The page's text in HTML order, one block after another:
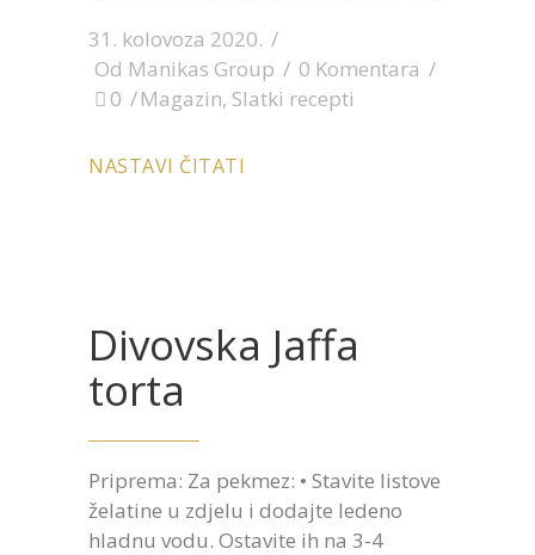
31. kolovoza 2020.
Od Manikas Group
0 Komentara
0
Magazin, Slatki recepti
NASTAVI ČITATI
Divovska Jaffa
torta
Priprema: Za pekmez: • Stavite listove
želatine u zdjelu i dodajte ledeno
hladnu vodu. Ostavite ih na 3-4